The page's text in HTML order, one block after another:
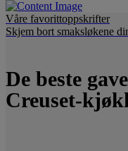
Våre favorittoppskrifter
Skjem bort smaksløkene
De beste
Creuset-